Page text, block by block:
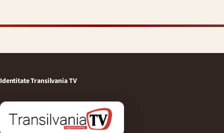
Identitate Transilvania TV